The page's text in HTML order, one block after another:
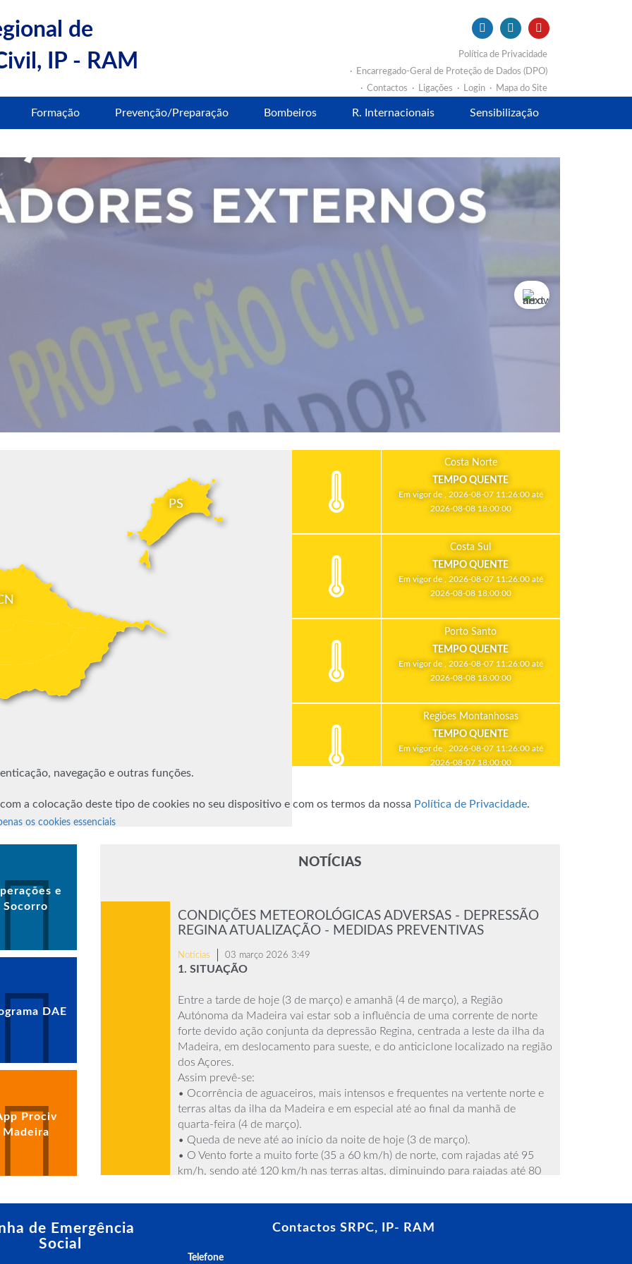
de
IP - RAM
Política de Privacidade
Encarregado-Geral de Proteção de Dados (DPO)
Contactos
Ligações Login Mapa do Site
Formação Prevenção/Preparação Bombeiros R. Internacionais Sensibilização
PS
Costa Norte
TEMPO QUENTE
Em vigor de , 2026-08-07 11:26:00 até
2026-08-08 18:00:00
Costa Sul
TEMPO QUENTE
Em vigor de , 2026-08-07 11:26:00 até
2026-08-08 18:00:00
Porto Santo
TEMPO QUENTE
Em vigor de , 2026-08-07 11:26:00 até
2026-08-08 18:00:00
Regiões Montanhosas
TEMPO QUENTE
Em vigor de , 2026-08-07 11:26:00 até
2026-08-07 18:00:00
e
Socorro
DAE
Prociv
Madeira
NOTÍCIAS
CONDIÇÕES METEOROLÓGICAS ADVERSAS - DEPRESSÃO
REGINA ATUALIZAÇÃO - MEDIDAS PREVENTIVAS
Notícias 03 março 2026 3:49
1. SITUAÇÃO
Entre a tarde de hoje (3 de março) e amanhã (4 de março), a Região
Autónoma da Madeira vai estar sob a influência de uma corrente de norte
forte devido ação conjunta da depressão Regina, centrada a leste da ilha da
Madeira, em deslocamento para sueste, e do anticiclone localizado na região
dos Açores.
Assim prevê-se:
• Ocorrência de aguaceiros, mais intensos e frequentes na vertente norte e
terras altas da ilha da Madeira e em especial até ao final da manhã de
quarta-feira (4 de março).
• Queda de neve até ao início da noite de hoje (3 de março).
• O Vento forte a muito forte (35 a 60 km/h) de norte, com rajadas até 95
km/h, sendo até 120 km/h nas terras altas, diminuindo para rajadas até 80
partir do início da manhã de amanhã, o vento irá diminuir gradualmente
o vento será fraco a moderado do quadrante norte.
de Emergência
Social
Contactos SRPC, IP- RAM
Telefone
navegação e outras funções.
a colocação deste tipo de cookies no seu dispositivo e com os termos da nossa Política de Privacidade.
os cookies essenciais